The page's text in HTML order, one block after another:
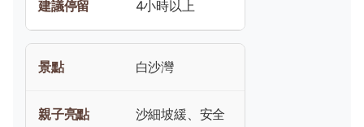
4小時以上
白沙灣
沙細坡緩、安全